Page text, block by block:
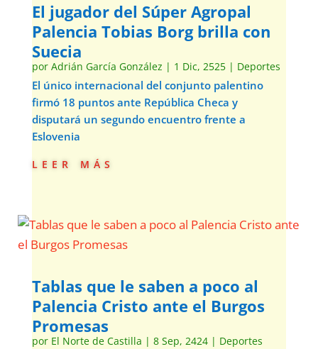
El jugador del Súper Agropal
Palencia Tobias Borg brilla con
Suecia
por Adrián García González | 1 Dic, 2525| Deportes
El único internacional del conjunto palentino
firmó 18 puntos ante República Checa y
disputará un segundo encuentro frente a
Eslovenia
leer más
Tablas que le saben a poco al
Palencia Cristo ante el Burgos
Promesas
por El Norte de Castilla | 8 Sep, 2424| Deportes